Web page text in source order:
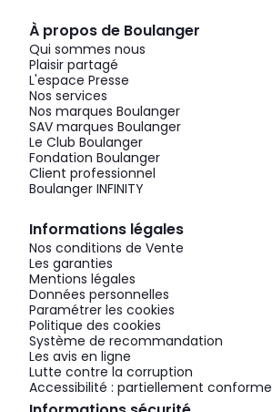
À propos de Boulanger
Qui sommes nous
Plaisir partagé
L'espace Presse
Nos services
Nos marques Boulanger
SAV marques Boulanger
Le Club Boulanger
Fondation Boulanger
Client professionnel
Boulanger INFINITY
Informations légales
Nos conditions de Vente
Les garanties
Mentions légales
Données personnelles
Paramétrer les cookies
Politique des cookies
Système de recommandation
Les avis en ligne
Lutte contre la corruption
Accessibilité : partiellement conforme